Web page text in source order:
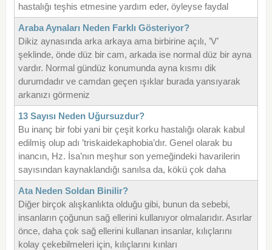
hastalığı teşhis etmesine yardım eder, öyleyse faydal
Araba Aynaları Neden Farklı Gösteriyor?
Dikiz aynasında arka arkaya ama birbirine açılı, ’V’
şeklinde, önde düz bir cam, arkada ise normal düz bir ayna
vardır. Normal gündüz konumunda ayna kısmı dik
durumdadır ve camdan geçen ışıklar burada yansıyarak
arkanızı görmeniz
13 Sayısı Neden Uğursuzdur?
Bu inanç bir fobi yani bir çeşit korku hastalığı olarak kabul
edilmiş olup adı ’triskaidekaphobia’dır. Genel olarak bu
inancın, Hz. İsa’nın meşhur son yemeğindeki havarilerin
sayısından kaynaklandığı sanılsa da, kökü çok daha
Ata Neden Soldan Binilir?
Diğer birçok alışkanlıkta olduğu gibi, bunun da sebebi,
insanların çoğunun sağ ellerini kullanıyor olmalarıdır. Asırlar
önce, daha çok sağ ellerini kullanan insanlar, kılıçlarını
kolay çekebilmeleri için, kılıçlarını kınları